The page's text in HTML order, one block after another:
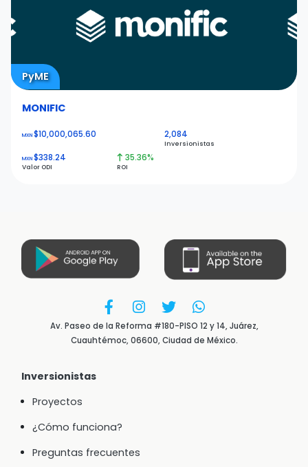
PyME
MONIFIC
MXN$10,000,065.60 2,084
Inversionistas
MXN$338.24
Valor ODI
35.36%
ROI
Av. Paseo de la Reforma #180-PISO 12 y 14, Juárez,
Cuauhtémoc, 06600, Ciudad de México.
Inversionistas
Proyectos
¿Cómo funciona?
Preguntas frecuentes